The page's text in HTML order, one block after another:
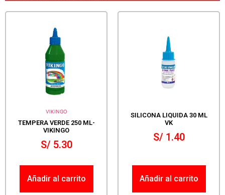
VIKINGO
TEMPERA VERDE 250 ML-
VIKINGO
S/5.30
Añadir al carrito
SILICONA LIQUIDA 30 ML
VK
S/1.40
Añadir al carrito